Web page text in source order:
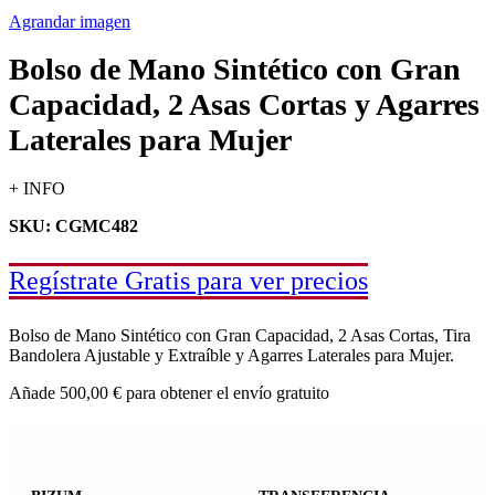
Agrandar imagen
Bolso de Mano Sintético con Gran
Capacidad, 2 Asas Cortas y Agarres
Laterales para Mujer
+ INFO
SKU: CGMC482
Regístrate Gratis para ver precios
Bolso de Mano Sintético con Gran Capacidad, 2 Asas Cortas, Tira
Bandolera Ajustable y Extraíble y Agarres Laterales para Mujer.
Añade 500,00 € para obtener el envío gratuito